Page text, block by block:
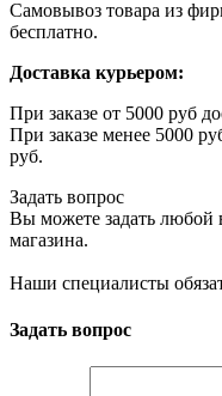
Самовывоз товара из
бесплатно.
Доставка курьером:
При заказе от 5000 руб
При заказе менее 5000
руб.
Задать вопрос
Вы можете задать любой
магазина.
Наши специалисты
Задать вопрос